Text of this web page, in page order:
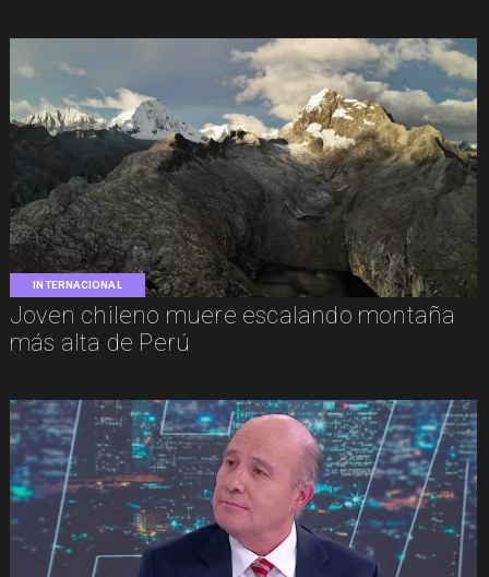
INTERNACIONAL
Joven chileno muere escalando montaña
más alta de Perú